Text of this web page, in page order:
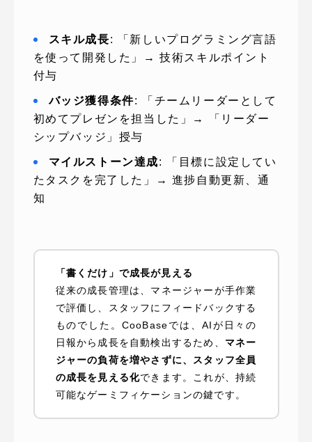
スキル成長: 「新しいプログラミング言語
を使って開発した」→ 技術スキルポイント
付与
バッジ獲得条件: 「チームリーダーとして
初めてプレゼンを担当した」→ 「リーダー
シップバッジ」授与
マイルストーン達成: 「目標に設定してい
たタスクを完了した」→ 進捗自動更新、通
知
「書くだけ」で成長が見える
従来の成長管理は、マネージャーが手作業
で評価し、スタッフにフィードバックする
ものでした。CooBaseでは、AIが日々の
日報から成長を自動検出するため、 マネー
ジャーの負荷を増やさずに、スタッフ全員
の成長を見える化できます。これが、持続
可能なゲーミフィケーションの鍵です。